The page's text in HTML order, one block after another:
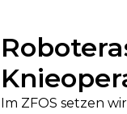
Im ZFOS setzen